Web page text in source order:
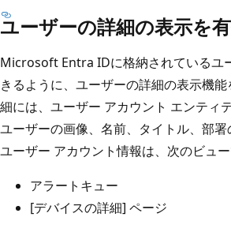
ユーザーの詳細の表示を
Microsoft Entra IDに格納されているユ
きるように、ユーザーの詳細の表示機
細には、ユーザー アカウント エンティ
ユーザーの画像、名前、タイトル、部署
ユーザー アカウント情報は、次のビュー
アラートキュー
[デバイスの詳細] ページ